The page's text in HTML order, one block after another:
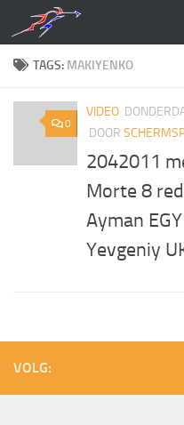
Doorgaan naar inhoud
TAGS: MAKIYENKO
0
VIDEO
DOOR
2042011
Morte 8 red
Ayman
Yevgeniy
VOLG: